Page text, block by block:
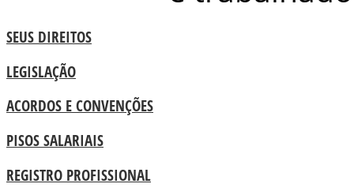
SEUS DIREITOS
LEGISLAÇÃO
ACORDOS E CONVENÇÕES
PISOS SALARIAIS
REGISTRO PROFISSIONAL